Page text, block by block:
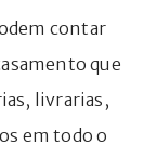
contar
que
livrarias,
em todo o